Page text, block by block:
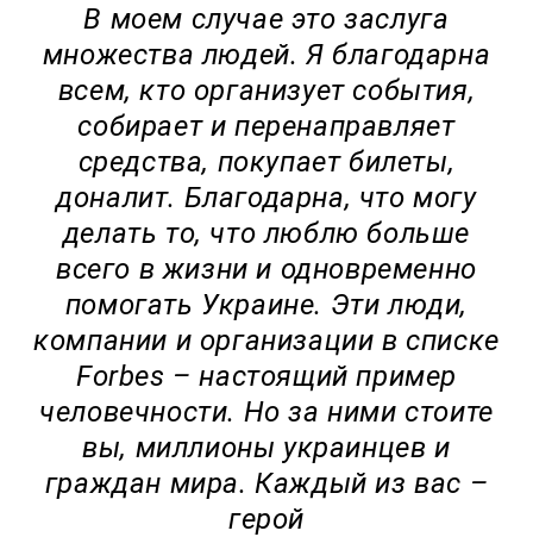
В моем случае это заслуга
множества людей. Я благодарна
всем, кто организует события,
собирает и перенаправляет
средства, покупает билеты,
доналит. Благодарна, что могу
делать то, что люблю больше
всего в жизни и одновременно
помогать Украине. Эти люди,
компании и организации в списке
Forbes – настоящий пример
человечности. Но за ними стоите
вы, миллионы украинцев и
граждан мира. Каждый из вас –
герой